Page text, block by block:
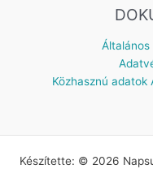
Általános
Közhasznú adatok
Készítette: © 2026